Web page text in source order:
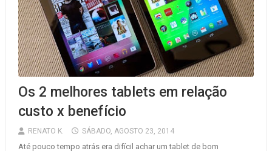
Os 2 melhores tablets em relação
custo x benefício
RENATO K. SÁBADO, AGOSTO 23, 2014
Até pouco tempo atrás era difícil achar um tablet de bom